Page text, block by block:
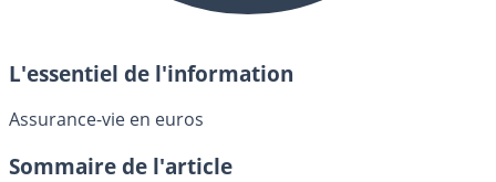
L'essentiel de l'information
Assurance-vie en euros
Sommaire de l'article